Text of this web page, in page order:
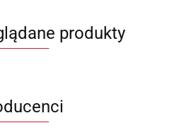
produkty